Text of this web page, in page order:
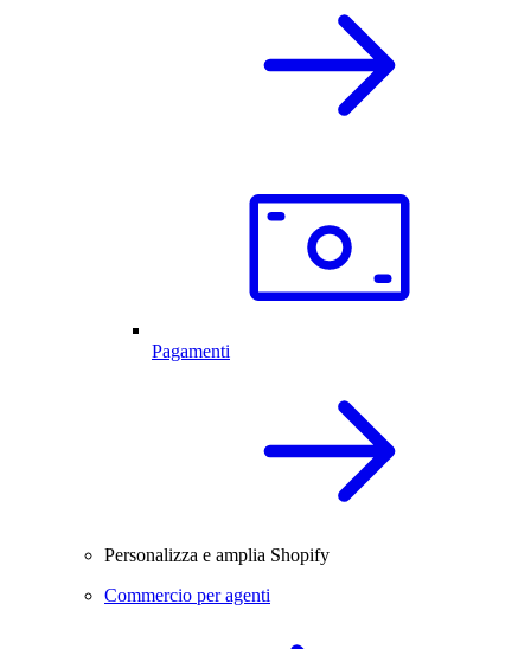
Pagamenti
Personalizza e amplia Shopify
Commercio per agenti